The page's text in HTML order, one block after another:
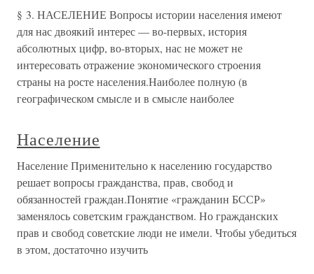
§ 3. НАСЕЛЕНИЕ Вопросы истории населения имеют
для нас двоякий интерес — во-первых, история
абсолютных цифр, во-вторых, нас не может не
интересовать отражение экономического строения
страны на росте населения.Наиболее полную (в
географическом смысле и в смысле наиболее
Население
Население Применительно к населению государство
решает вопросы гражданства, прав, свобод и
обязанностей граждан.Понятие «гражданин БССР»
заменялось советским гражданством. Но гражданских
прав и свобод советские люди не имели. Чтобы убедиться
в этом, достаточно изучить